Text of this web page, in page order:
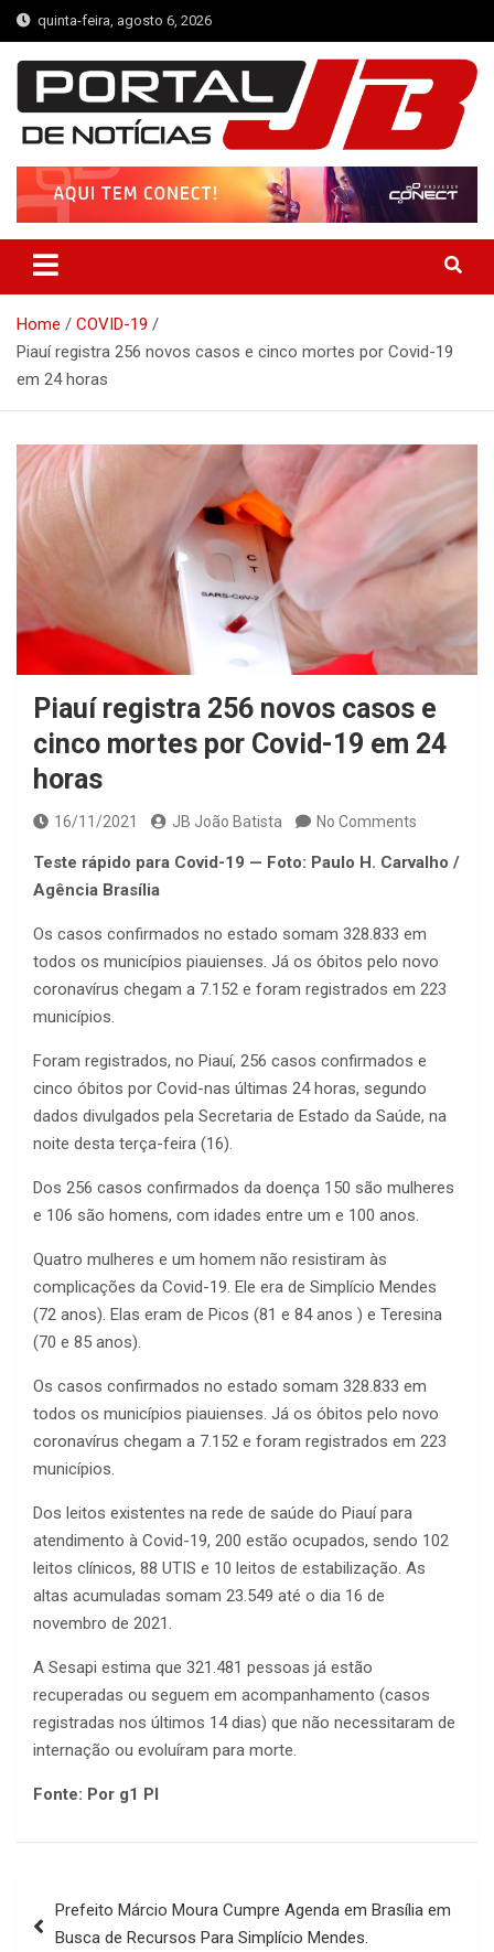
Skip
to
content
quinta-feira, agosto 6, 2026
Portal de Notícias JB
Notícias de Simplício Mendes e Região
Home
COVID-19
Piauí registra 256 novos casos e cinco mortes por Covid-19
em 24 horas
Piauí registra 256 novos casos e
cinco mortes por Covid-19 em 24
horas
16/11/2021 JB João Batista No Comments
Teste rápido para Covid-19 — Foto: Paulo H. Carvalho /
Agência Brasília
Os casos confirmados no estado somam 328.833 em
todos os municípios piauienses. Já os óbitos pelo novo
coronavírus chegam a 7.152 e foram registrados em 223
municípios.
Foram registrados, no Piauí, 256 casos confirmados e
cinco óbitos por Covid-nas últimas 24 horas, segundo
dados divulgados pela Secretaria de Estado da Saúde, na
noite desta terça-feira (16).
Dos 256 casos confirmados da doença 150 são mulheres
e 106 são homens, com idades entre um e 100 anos.
Quatro mulheres e um homem não resistiram às
complicações da Covid-19. Ele era de Simplício Mendes
(72 anos). Elas eram de Picos (81 e 84 anos ) e Teresina
(70 e 85 anos).
Os casos confirmados no estado somam 328.833 em
todos os municípios piauienses. Já os óbitos pelo novo
coronavírus chegam a 7.152 e foram registrados em 223
municípios.
Dos leitos existentes na rede de saúde do Piauí para
atendimento à Covid-19, 200 estão ocupados, sendo 102
leitos clínicos, 88 UTIS e 10 leitos de estabilização. As
altas acumuladas somam 23.549 até o dia 16 de
novembro de 2021.
A Sesapi estima que 321.481 pessoas já estão
recuperadas ou seguem em acompanhamento (casos
registradas nos últimos 14 dias) que não necessitaram de
internação ou evoluíram para morte.
Fonte: Por g1 PI
de
Prefeito Márcio Moura Cumpre Agenda em Brasília em
Busca de Recursos Para Simplício Mendes.